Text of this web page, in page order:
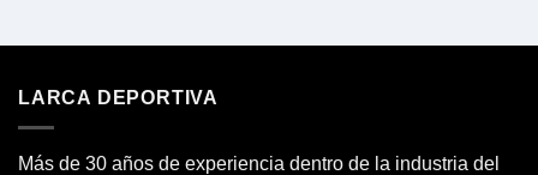
LARCA DEPORTIVA
Más de 30 años de experiencia dentro de la industria del